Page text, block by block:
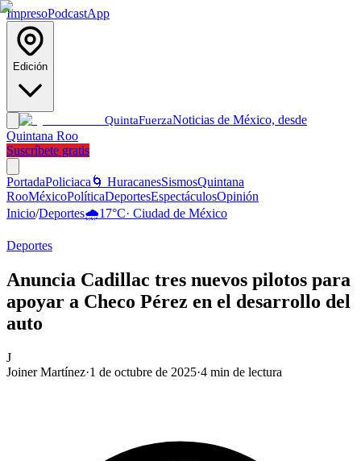
ImpresoPodcastApp
Edición
QuintaFuerzaNoticias de México, desde
Quintana Roo
Suscríbete gratis
PortadaPoliciaca 🌀 HuracanesSismosQuintana
RooMéxicoPolíticaDeportesEspectáculosOpinión
Inicio/Deportes🌧️17°C· Ciudad de México
Deportes
Anuncia Cadillac tres nuevos pilotos para
apoyar a Checo Pérez en el desarrollo del
auto
J
Joiner Martínez·1 de octubre de 2025·4 min de lectura